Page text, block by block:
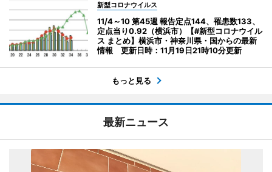
新型コロナウイルス
11/4～10 第45週 報告定点144、罹患数133、
定点当り0.92（横浜市）【#新型コロナウイル
ス まとめ】横浜市・神奈川県・国からの最新
情報 更新日時：11月19日21時10分更新
もっと見る
最新ニュース